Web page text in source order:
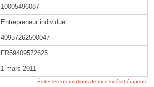
10005496087
Entrepreneur individuel
40957262500047
FR69409572625
1 mars 2011
Éditer les informations de mon kinésithérapeute